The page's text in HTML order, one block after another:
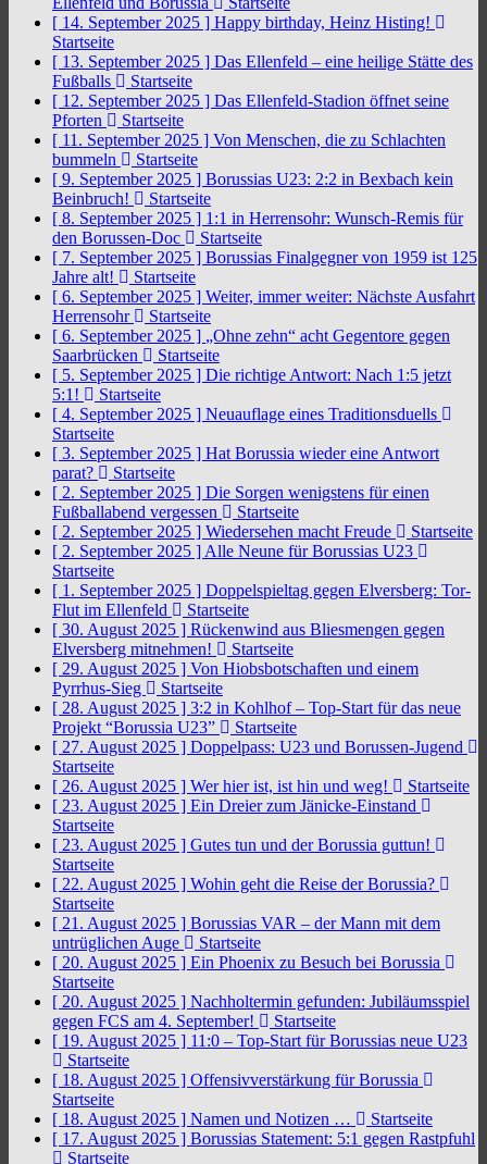
[ 14. September 2025 ] Happy birthday, Heinz Histing!
Startseite
[ 13. September 2025 ] Das Ellenfeld – eine heilige Stätte des
Fußballs
Startseite
[ 12. September 2025 ] Das Ellenfeld-Stadion öffnet seine
Pforten
Startseite
[ 11. September 2025 ] Von Menschen, die zu Schlachten
bummeln
Startseite
[ 9. September 2025 ] Borussias U23: 2:2 in Bexbach kein
Beinbruch!
Startseite
[ 8. September 2025 ] 1:1 in Herrensohr: Wunsch-Remis für
den Borussen-Doc
Startseite
[ 7. September 2025 ] Borussias Finalgegner von 1959 ist 125
Jahre alt!
Startseite
[ 6. September 2025 ] Weiter, immer weiter: Nächste Ausfahrt
Herrensohr
Startseite
[ 6. September 2025 ] „Ohne zehn“ acht Gegentore gegen
Saarbrücken
Startseite
[ 5. September 2025 ] Die richtige Antwort: Nach 1:5 jetzt
5:1!
Startseite
[ 4. September 2025 ] Neuauflage eines Traditionsduells
Startseite
[ 3. September 2025 ] Hat Borussia wieder eine Antwort
parat?
Startseite
[ 2. September 2025 ] Die Sorgen wenigstens für einen
Fußballabend vergessen
Startseite
[ 2. September 2025 ] Wiedersehen macht Freude
Startseite
[ 2. September 2025 ] Alle Neune für Borussias U23
Startseite
[ 1. September 2025 ] Doppelspieltag gegen Elversberg: Tor-
Flut im Ellenfeld
Startseite
[ 30. August 2025 ] Rückenwind aus Bliesmengen gegen
Elversberg mitnehmen!
Startseite
[ 29. August 2025 ] Von Hiobsbotschaften und einem
Pyrrhus-Sieg
Startseite
[ 28. August 2025 ] 3:2 in Kohlhof – Top-Start für das neue
Projekt “Borussia U23”
Startseite
[ 27. August 2025 ] Doppelpass: U23 und Borussen-Jugend
Startseite
[ 26. August 2025 ] Wer hier ist, ist hin und weg!
Startseite
[ 23. August 2025 ] Ein Dreier zum Jänicke-Einstand
Startseite
[ 23. August 2025 ] Gutes tun und der Borussia guttun!
Startseite
[ 22. August 2025 ] Wohin geht die Reise der Borussia?
Startseite
[ 21. August 2025 ] Borussias VAR – der Mann mit dem
untrüglichen Auge
Startseite
[ 20. August 2025 ] Ein Phoenix zu Besuch bei Borussia
Startseite
[ 20. August 2025 ] Nachholtermin gefunden: Jubiläumsspiel
gegen FCS am 4. September!
Startseite
[ 19. August 2025 ] 11:0 – Top-Start für Borussias neue U23
Startseite
[ 18. August 2025 ] Offensivverstärkung für Borussia
Startseite
[ 18. August 2025 ] Namen und Notizen …
Startseite
[ 17. August 2025 ] Borussias Statement: 5:1 gegen Rastpfuhl
Startseite